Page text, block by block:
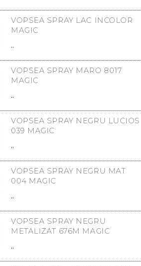
VOPSEA SPRAY LAC INCOLOR
MAGIC
..
VOPSEA SPRAY MARO 8017
MAGIC
..
VOPSEA SPRAY NEGRU LUCIOS
039 MAGIC
..
VOPSEA SPRAY NEGRU MAT
004 MAGIC
..
VOPSEA SPRAY NEGRU
METALIZAT 676M MAGIC
..